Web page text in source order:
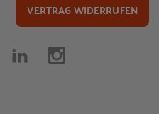
VERTRAG WIDERRUFEN